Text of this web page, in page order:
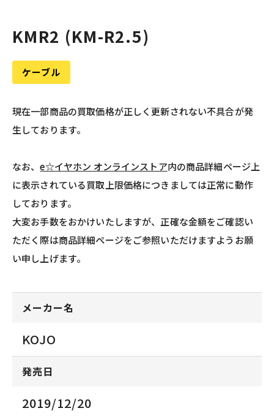
KMR2 (KM-R2.5)
ケーブル
現在一部商品の買取価格が正しく更新されない不具合が発
生しております。
なお、e☆イヤホン オンラインストア内の商品詳細ページ上
に表示されている買取上限価格につきましては正常に動作
しております。
大変お手数をおかけいたしますが、正確な金額をご確認い
ただく際は商品詳細ページをご参照いただけますようお願
い申し上げます。
メーカー名
KOJO
発売日
2019/12/20